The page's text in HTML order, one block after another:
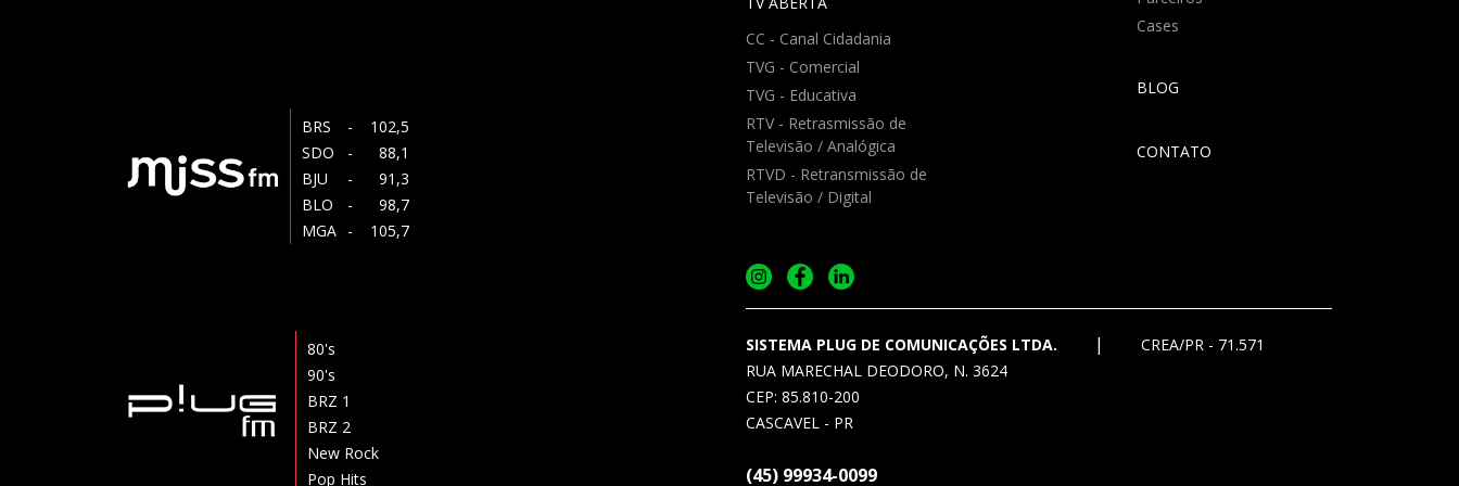
BRS
- 102,5
SDO
- 88,1
BJU
- 91,3
BLO
- 98,7
MGA - 105,7
80's
90's
BRZ 1
BRZ 2
New Rock
Pop Hits
CC - Canal Cidadania
TVG - Comercial
TVG - Educativa
RTV - Retrasmissão de
Televisão / Analógica
RTVD - Retransmissão de
Televisão / Digital
Cases
BLOG
CONTATO
SISTEMA PLUG DE COMUNICAÇÕES LTDA. |
CREA/PR - 71.571
RUA MARECHAL DEODORO, N. 3624
CEP: 85.810-200
CASCAVEL - PR
(45) 99934-0099